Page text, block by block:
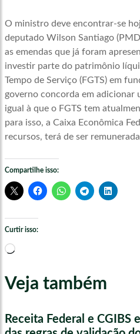
O ministro deve encontrar-se
deputado Wilson Santiago
as emendas que já foram
investir parte do patrimônio
Tempo de Serviço (FGTS) em
governo concorda em adicionar
igual à que o FGTS tem
para isso, a Caixa Econômica
recursos, terá de ser
Compartilhe isso:
Curtir isso:
Carregando...
Veja também
Receita Federal e CGIBS